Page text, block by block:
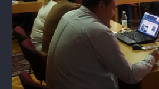
ODRŽANA GODIŠNJA
FILOZOFSKOG